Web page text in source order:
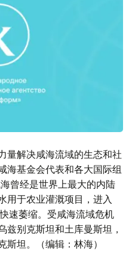
量解决咸海流域的生态和社
海基金会代表和各大国际组
曾经是世界上最大的内陆
用于农业灌溉项目，进入
速萎缩。受咸海流域危机
兹别克斯坦和土库曼斯坦，
坦。（编辑：林海）